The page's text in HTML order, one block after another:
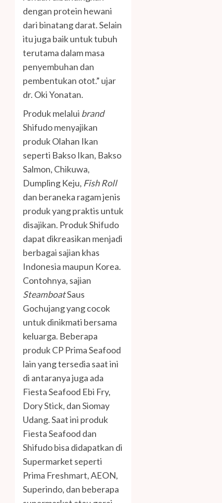
dengan protein hewani
dari binatang darat. Selain
itu juga baik untuk tubuh
terutama dalam masa
penyembuhan dan
pembentukan otot.” ujar
dr. Oki Yonatan.
Produk melalui brand
Shifudo menyajikan
produk Olahan Ikan
seperti Bakso Ikan, Bakso
Salmon, Chikuwa,
Dumpling Keju, Fish Roll
dan beraneka ragam jenis
produk yang praktis untuk
disajikan. Produk Shifudo
dapat dikreasikan menjadi
berbagai sajian khas
Indonesia maupun Korea.
Contohnya, sajian
SteamboatSaus
Gochujang yang cocok
untuk dinikmati bersama
keluarga. Beberapa
produk CP Prima Seafood
lain yang tersedia saat ini
di antaranya juga ada
Fiesta Seafood Ebi Fry,
Dory Stick, dan Siomay
Udang. Saat ini produk
Fiesta Seafood dan
Shifudo bisa didapatkan di
Supermarket seperti
Prima Freshmart, AEON,
Superindo, dan beberapa